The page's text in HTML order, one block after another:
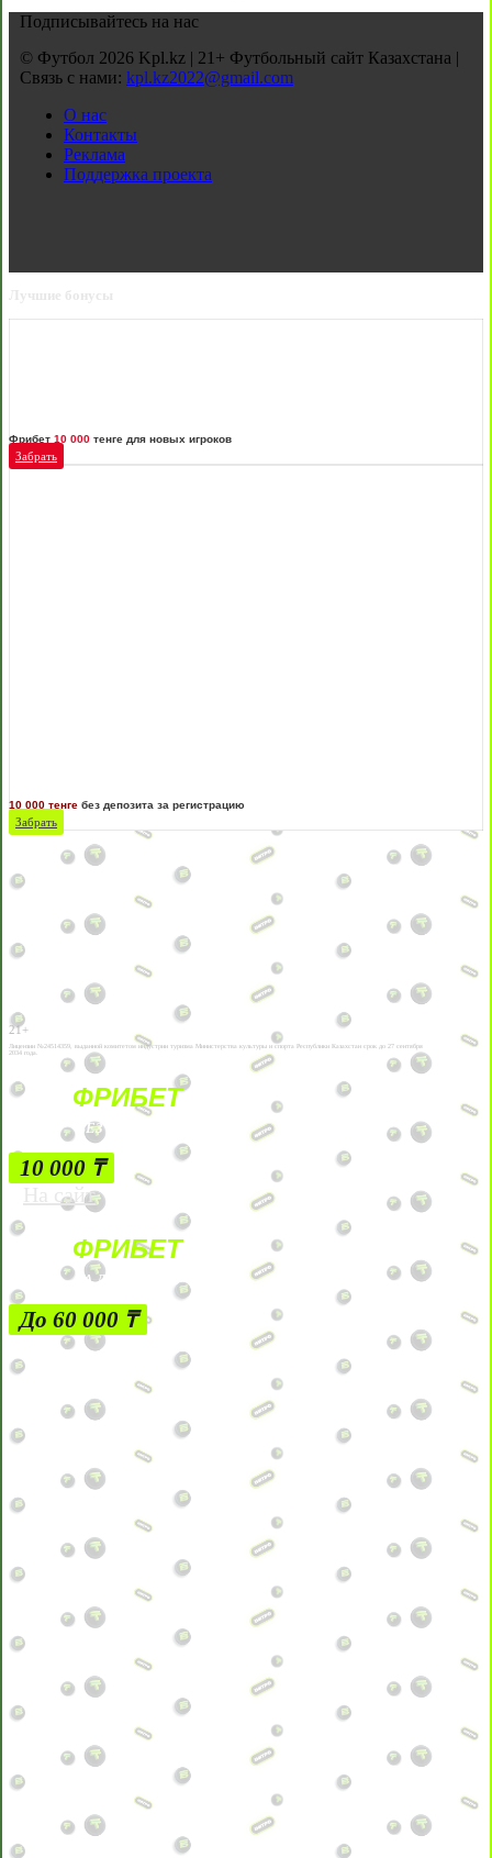
Подписывайтесь на нас
© Футбол 2026 Kpl.kz | 21+ Футбольный сайт Казахстана |
Связь с нами: kpl.kz2022@gmail.com
О нас
Контакты
Реклама
Поддержка проекта
Лучшие бонусы
Фрибет 10 000 тенге для новых игроков
Забрать
10 000 тенге без депозита за регистрацию
Забрать
21+
Лицензии №24514359, выданной комитетом индустрии туризма Министерства культуры и спорта Республики Казахстан срок до 27 сентября
2034 года.
ФРИБЕТ
БЕЗ УСЛОВИЙ
10 000 ₸
На сайт
ФРИБЕТ
ЗА ДЕПОЗИТЫ
До 60 000 ₸